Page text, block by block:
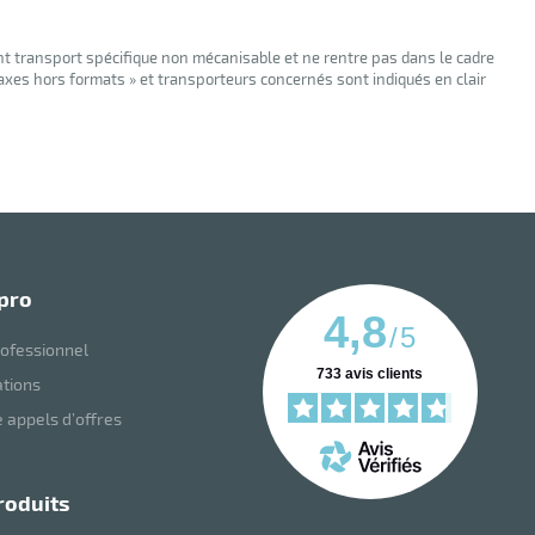
spécifique non mécanisable et ne rentre pas dans le cadre
hors formats » et transporteurs concernés sont indiqués en clair
appels d’offres
4,8/5
733 avis clients